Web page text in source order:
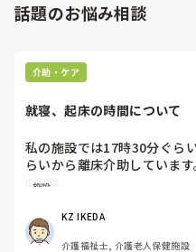
話題のお悩み相談
介助・ケア
就寝、起床の時間について
私の施設では17時30分ぐら
らいから離床介助しています
順番は当然、身体状態や体
が、みなさんの施設は何時
か？
施設
KZ IKEDA
介護福祉士, 介護老人保健施設